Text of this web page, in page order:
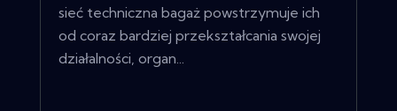
sieć techniczna bagaż powstrzymuje ich
od coraz bardziej przekształcania swojej
działalności, organ...